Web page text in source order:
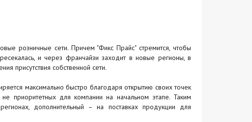
розничные сети. Причем "Фикс Прайс" стремится, чтобы
и через франчайзи заходит в новые регионы, в
присутствия собственной сети.
максимально быстро благодаря открытию своих точек
приоритетных для компании на начальном этапе. Таким
дополнительный – на поставках продукции для